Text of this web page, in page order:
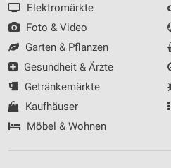
Elektromärkte
Foto & Video
Garten & Pflanzen
Gesundheit & Ärzte
Getränkemärkte
Kaufhäuser
Möbel & Wohnen